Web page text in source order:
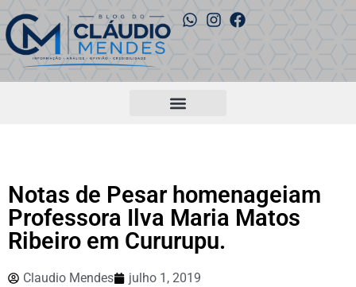
Notas de Pesar homenageiam
Professora Ilva Maria Matos
Ribeiro em Cururupu.
Claudio Mendes julho 1, 2019